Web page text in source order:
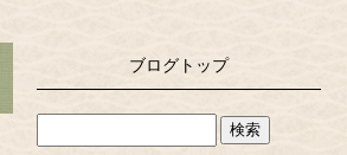
ブログトップ